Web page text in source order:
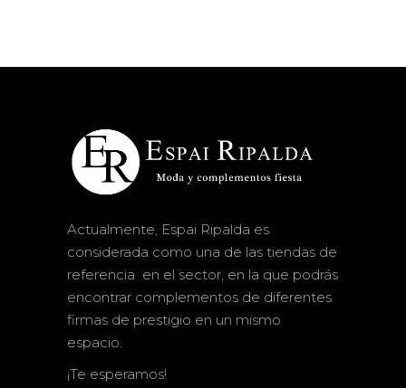
Actualmente, Espai Ripalda es
considerada como una de las tiendas de
referencia en el sector, en la que podrás
encontrar complementos de diferentes
firmas de prestigio en un mismo
espacio.
¡Te esperamos!